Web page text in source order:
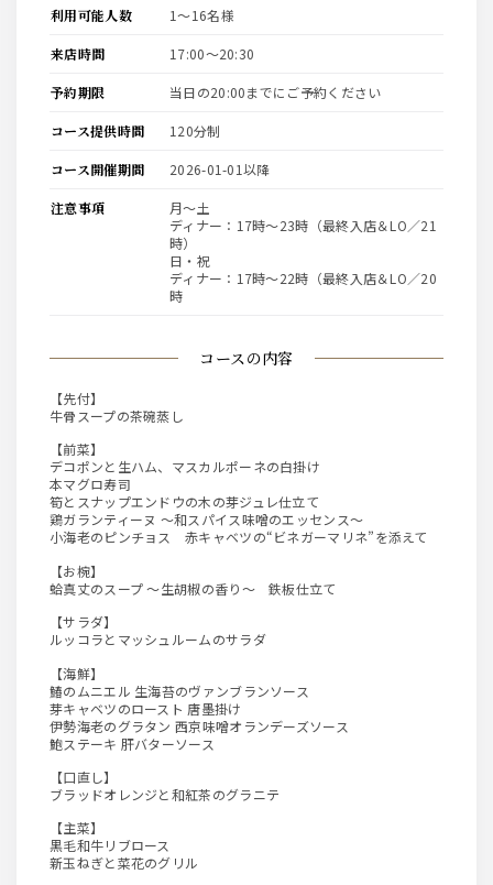
コースの内容
【先付】
牛骨スープの茶碗蒸し
【前菜】
デコポンと生ハム、マスカルポーネの白掛け
本マグロ寿司
筍とスナップエンドウの木の芽ジュレ仕立て
鶏ガランティーヌ ～和スパイス味噌のエッセンス～
小海老のピンチョス 赤キャベツの“ビネガーマリネ”を添えて
【お椀】
蛤真丈のスープ ～生胡椒の香り～ 鉄板仕立て
【サラダ】
ルッコラとマッシュルームのサラダ
【海鮮】
鰆のムニエル 生海苔のヴァンブランソース
芽キャベツのロースト 唐墨掛け
伊勢海老のグラタン 西京味噌オランデーズソース
鮑ステーキ 肝バターソース
【口直し】
ブラッドオレンジと和紅茶のグラニテ
【主菜】
黒毛和牛リブロース
新玉ねぎと菜花のグリル
利用可能人数 1〜16名様
来店時間 17:00〜20:30
予約期限 当日の20:00までにご予約ください
コース提供時間 120分制
コース開催期間 2026-01-01以降
注意事項
月～土
ディナー：17時～23時（最終入店＆LO／21
時）
日・祝
ディナー：17時～22時（最終入店＆LO／20
時